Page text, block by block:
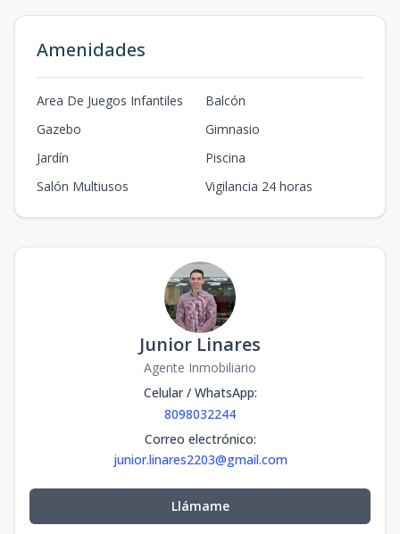
Amenidades
Area De Juegos Infantiles
Balcón
Gazebo
Gimnasio
Jardín
Piscina
Salón Multiusos
Vigilancia 24 horas
Junior Linares
Agente Inmobiliario
Celular / WhatsApp:
8098032244
Correo electrónico:
junior.linares2203@gmail.com
Llámame